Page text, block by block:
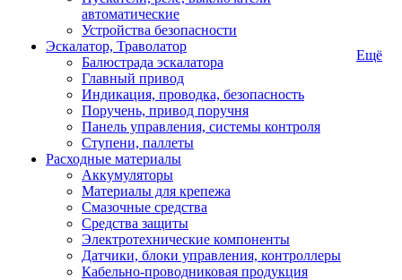
автоматические
Устройства безопасности
Эскалатор, Траволатор
Балюстрада эскалатора
Главный привод
Индикация, проводка, безопасность
Поручень, привод поручня
Панель управления, системы контроля
Ступени, паллеты
Расходные материалы
Аккумуляторы
Материалы для крепежа
Смазочные средства
Средства защиты
Электротехнические компоненты
Датчики, блоки управления, контроллеры
Кабельно-проводниковая продукция
Ещё